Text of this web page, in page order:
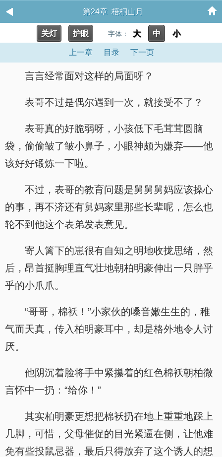
第24章 梧桐山月
关灯 护眼 字体： 大 中 小
上一章 目录 下一页
言言经常面对这样的局面呀？
表哥不过是偶尔遇到一次，就接受不了？
表哥真的好脆弱呀，小孩低下毛茸茸圆脑
袋，偷偷皱了皱小鼻子，小眼神颇为嫌弃——他
该好好锻炼一下啦。
不过，表哥的教育问题是舅舅舅妈应该操心
的事，再不济还有舅妈家里那些长辈呢，怎么也
轮不到他这个表弟发表意见。
寄人篱下的崽很有自知之明地收拢思绪，然
后，昂首挺胸理直气壮地朝柏明豪伸出一只胖乎
乎的小爪爪。
“哥哥，棉袄！”小家伙的嗓音嫩生生的，稚
气而天真，传入柏明豪耳中，却是格外地令人讨
厌。
他阴沉着脸将手中紧攥着的红色棉袄朝柏微
言怀中一扔：“给你！”
其实柏明豪更想把棉袄扔在地上重重地踩上
几脚，可惜，父母催促的目光紧逼在侧，让他难
免有些投鼠忌器，最后只得放弃了这个诱人的想